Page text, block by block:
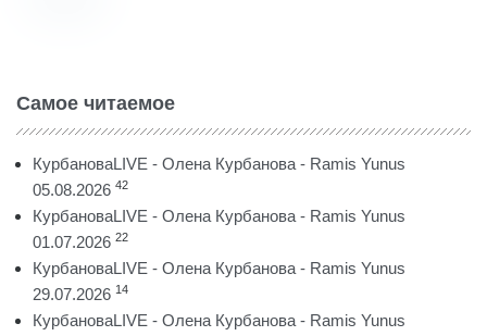
Самое читаемое
КурбановаLIVE - Олена Курбанова - Ramis Yunus
05.08.2026 42
КурбановаLIVE - Олена Курбанова - Ramis Yunus
01.07.2026 22
КурбановаLIVE - Олена Курбанова - Ramis Yunus
29.07.2026 14
КурбановаLIVE - Олена Курбанова - Ramis Yunus